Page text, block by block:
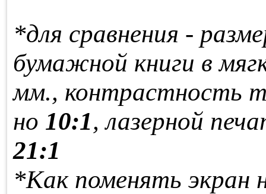
*для сравнения -
бу­маж­ной кни­ги в
мм., кон­траст­ность
но 10:1, ла­зер­ной
21:1
*Как поменять экран